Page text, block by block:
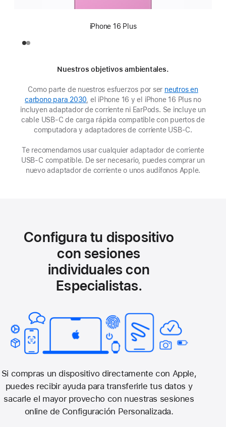
iPhone 16 Plus
Nuestros objetivos ambientales.
Como parte de nuestros esfuerzos por ser neutros en
carbono para 2030 , el iPhone 16 y el iPhone 16 Plus no
incluyen adaptador de corriente ni EarPods. Se incluye un
cable USB‑C de carga rápida compatible con puertos de
computadora y adaptadores de corriente USB‑C.
Te recomendamos usar cualquier adaptador de corriente
USB‑C compatible. De ser necesario, puedes comprar un
nuevo adaptador de corriente o unos audífonos Apple.
Configura tu dispositivo
con sesiones
individuales con
Especialistas.
Si compras un dispositivo directamente con Apple,
puedes recibir ayuda para transferirle tus datos y
sacarle el mayor provecho con nuestras sesiones
online de Configuración Personalizada.